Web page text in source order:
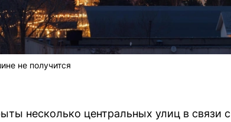
не получится
несколько центральных улиц в связи с